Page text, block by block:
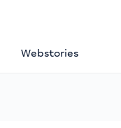
Webstories